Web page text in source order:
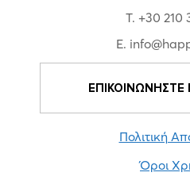
T. +30 210
E.
ΕΠΙΚΟΙΝΩΝΗΣΤΕ
Πολιτική
Όροι